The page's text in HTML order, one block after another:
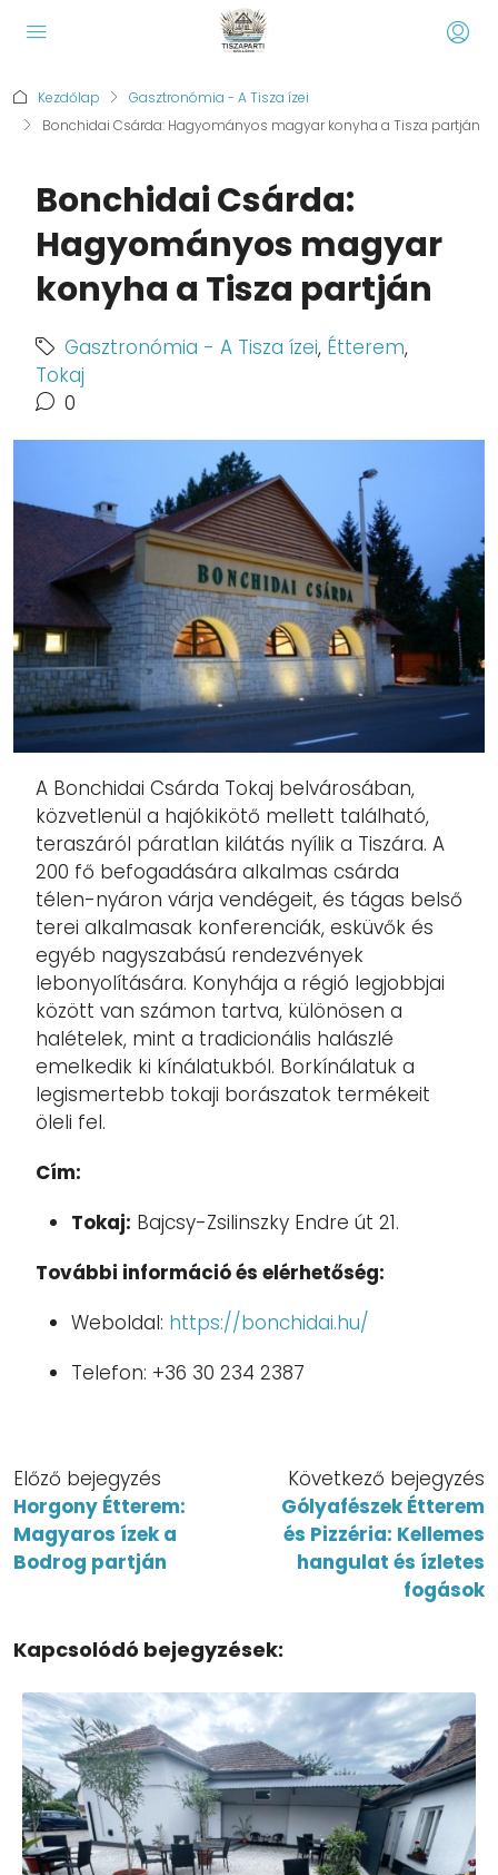
Kezdőlap
Gasztronómia - A Tisza ízei
Bonchidai Csárda: Hagyományos magyar konyha a Tisza partján
Bonchidai Csárda:
Hagyományos magyar
konyha a Tisza partján
Gasztronómia - A Tisza ízei, Étterem,
Tokaj
0
A Bonchidai Csárda Tokaj belvárosában,
közvetlenül a hajókikötő mellett található,
teraszáról páratlan kilátás nyílik a Tiszára. A
200 fő befogadására alkalmas csárda
télen-nyáron várja vendégeit, és tágas belső
terei alkalmasak konferenciák, esküvők és
egyéb nagyszabású rendezvények
lebonyolítására. Konyhája a régió legjobbjai
között van számon tartva, különösen a
halételek, mint a tradicionális halászlé
emelkedik ki kínálatukból. Borkínálatuk a
legismertebb tokaji borászatok termékeit
öleli fel.
Cím:
Tokaj: Bajcsy-Zsilinszky Endre út 21.
További információ és elérhetőség:
Weboldal: https://bonchidai.hu/
Telefon: +36 30 234 2387
Előző bejegyzés
Horgony Étterem:
Magyaros ízek a
Bodrog partján
Következő bejegyzés
Gólyafészek Étterem
és Pizzéria: Kellemes
hangulat és ízletes
fogások
Kapcsolódó bejegyzések: